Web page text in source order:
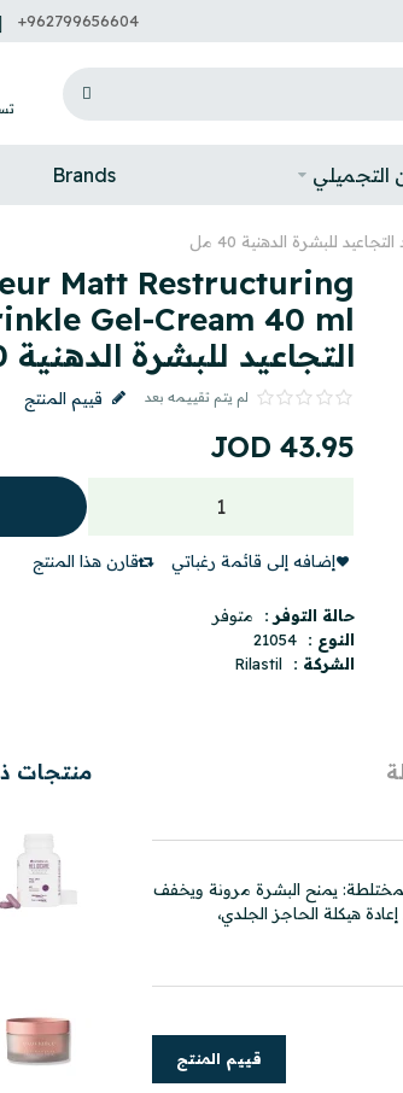
+962799656604
التجميلي Brands
Matt Restructuring
التجاعيد للبشرة الدهنية 40 مل
لم يتم تقييمه بعد قييم المنتج
JOD 43.95
إضافه إلى قائمة رغباتي قارن هذا المنتج
حالة التوفر :
متوفر
النوع :
21054
الشركة :
Rilastil
يمنح البشرة مرونة ويخفف
هيكلة الحاجز الجلدي،
قييم المنتج
منتجات